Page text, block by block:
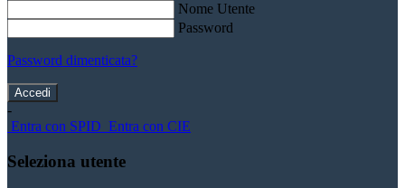
Nome Utente
Password
Password dimenticata?
-
Entra con SPID Entra con CIE
Seleziona utente